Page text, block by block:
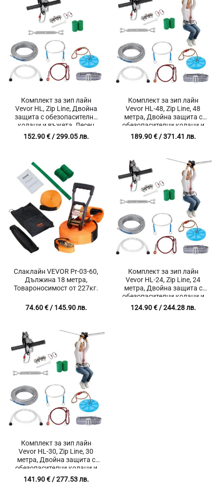
Комплект за зип лайн
Vevor HL, Zip Line, Двойна
защита с обезопасителни
колани и въжета, Лесен
монтаж, 16 части
152.90€/ 299.05 лв.
Комплект за зип лайн
Vevor HL-48, Zip Line, 48
метра, Двойна защита с
обезопасителни колани и
въжета, Лесен монтаж, 16
части
189.90€/ 371.41 лв.
Слаклайн VEVOR Pr-03-60,
Дължина 18 метра,
Товароносимост от 227кг.
74.60€/ 145.90 лв.
Комплект за зип лайн
Vevor HL-24, Zip Line, 24
метра, Двойна защита с
обезопасителни колани и
въжета, Лесен монтаж, 16
части
124.90€/ 244.28 лв.
Комплект за зип лайн
Vevor HL-30, Zip Line, 30
метра, Двойна защита с
обезопасителни колани и
въжета, Лесен монтаж, 16
части
141.90€/ 277.53 лв.